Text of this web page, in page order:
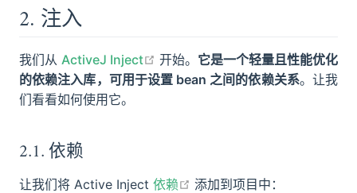
2. 注入
我们从 ActiveJ Inject open in new window
开始。 它是一个轻量且性能优化
的依赖注入库，可用于设置 bean 之间的依赖关系。让我
们看看如何使用它。
2.1. 依赖
让我们将 Active Inject 依赖 open in new window
添加到项目中：